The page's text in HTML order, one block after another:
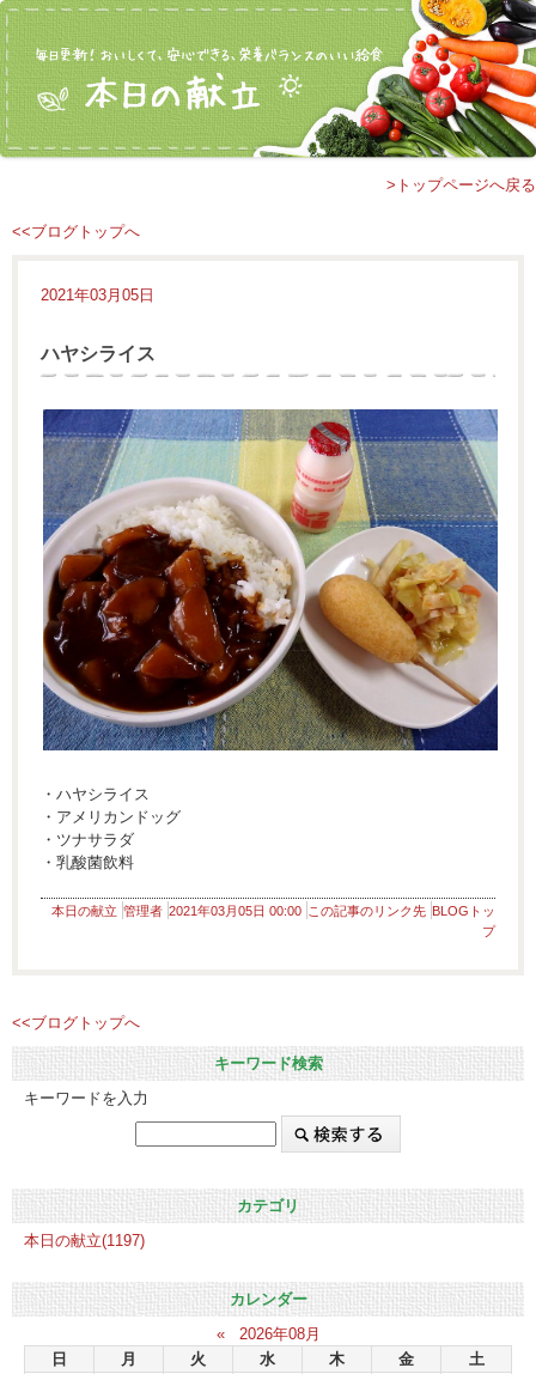
>トップページへ戻る
<<ブログトップへ
2021年03月05日
ハヤシライス
・ハヤシライス
・アメリカンドッグ
・ツナサラダ
・乳酸菌飲料
本日の献立 管理者 2021年03月05日 00:00 この記事のリンク先 BLOGトッ
プ
<<ブログトップへ
キーワード検索
キーワードを入力
カテゴリ
本日の献立(1197)
カレンダー
«
2026年08月
日
月 火 水 木 金
土